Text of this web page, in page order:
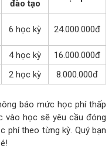
đào tạo
6 học kỳ 24.000.000đ
4 học kỳ
16.000.000đ
2 học kỳ 8.000.000đ
báo mức học phí thấp
vào học sẽ yêu cầu đóng
phí theo từng kỳ. Quý bạn